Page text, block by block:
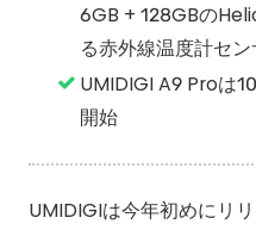
6GB + 128GBの
る赤外線温度計セ
UMIDIGI A9 Proは
開始
UMIDIGIは今年初めにリ